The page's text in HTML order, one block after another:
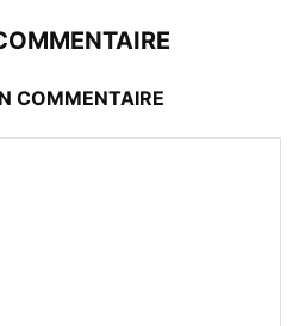
COMMENTAIRE